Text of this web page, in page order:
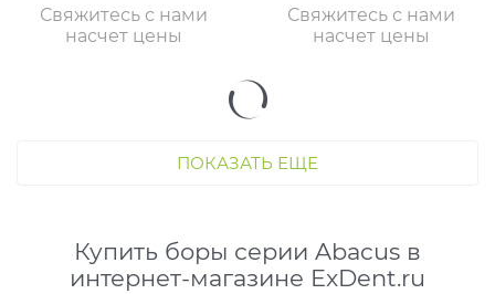
Свяжитесь с нами
насчет цены
Свяжитесь с нами
насчет цены
ПОКАЗАТЬ ЕЩЕ
Купить боры серии Abacus в
интернет-магазине ExDent.ru